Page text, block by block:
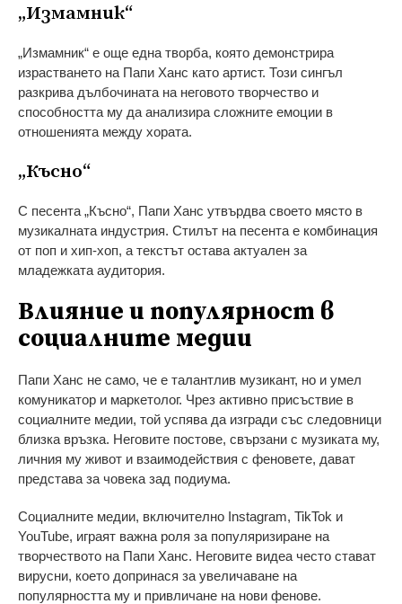
„Измамник“
„Измамник“ е още една творба, която демонстрира
израстването на Папи Ханс като артист. Този сингъл
разкрива дълбочината на неговото творчество и
способността му да анализира сложните емоции в
отношенията между хората.
„Късно“
С песента „Късно“, Папи Ханс утвърдва своето място в
музикалната индустрия. Стилът на песента е комбинация
от поп и хип-хоп, а текстът остава актуален за
младежката аудитория.
Влияние и популярност в
социалните медии
Папи Ханс не само, че е талантлив музикант, но и умел
комуникатор и маркетолог. Чрез активно присъствие в
социалните медии, той успява да изгради със следовници
близка връзка. Неговите постове, свързани с музиката му,
личния му живот и взаимодействия с феновете, дават
представа за човека зад подиума.
Социалните медии, включително Instagram, TikTok и
YouTube, играят важна роля за популяризиране на
творчеството на Папи Ханс. Неговите видеа често стават
вирусни, което допринася за увеличаване на
популярността му и привличане на нови фенове.